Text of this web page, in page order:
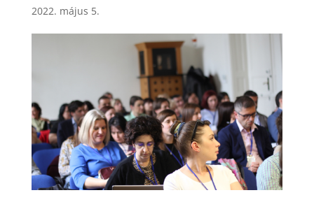
2022. május 5.